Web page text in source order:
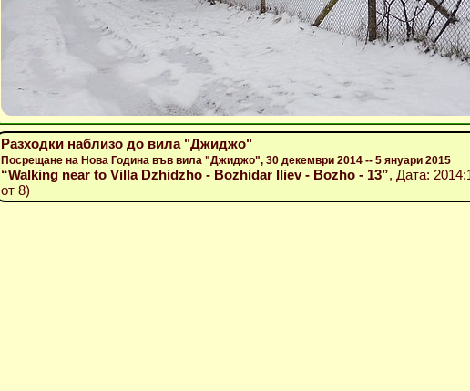
Разходки наблизо до вила "Джиджо"
Посрещане на Нова Година във вила "Джиджо", 30 декември 2014 -- 5 януари 2015
“Walking near to Villa Dzhidzho - Bozhidar Iliev - Bozho - 13”, Дата:
от 8)